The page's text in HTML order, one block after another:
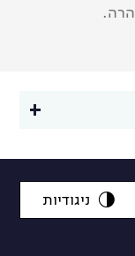
ניגודיות